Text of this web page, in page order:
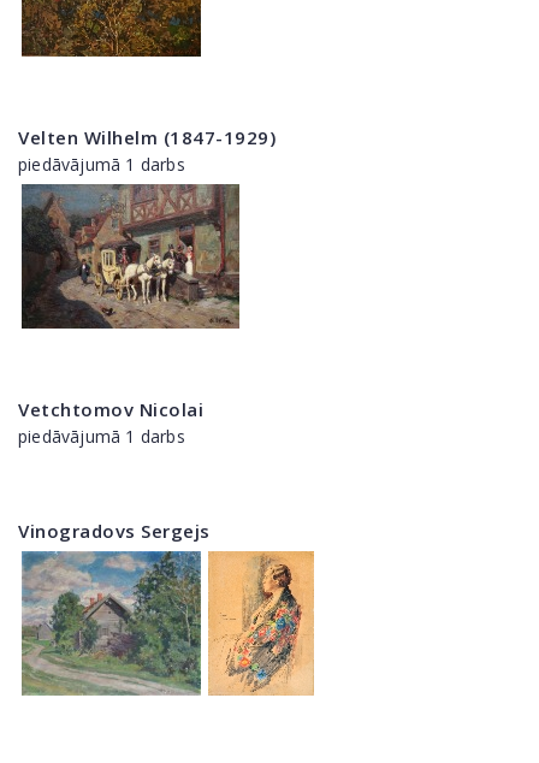
Velten Wilhelm (1847-1929)
piedāvājumā 1 darbs
Vetchtomov Nicolai
piedāvājumā 1 darbs
Vinogradovs Sergejs